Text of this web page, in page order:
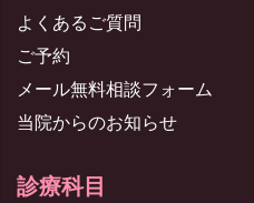
よくあるご質問
ご予約
メール無料相談フォーム
当院からのお知らせ
診療科目